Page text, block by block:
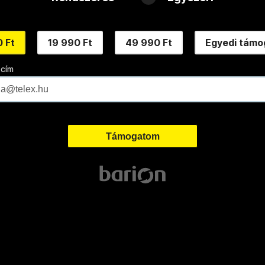
Ft 19 990 Ft 49 990 Ft Egyedi